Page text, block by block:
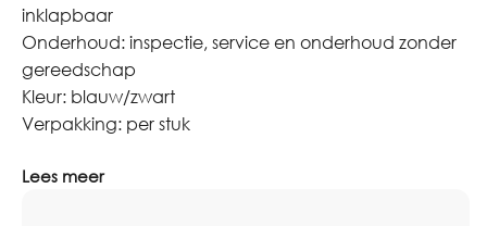
inklapbaar
Onderhoud: inspectie, service en onderhoud zonder
gereedschap
Kleur: blauw/zwart
Verpakking: per stuk
Lees meer